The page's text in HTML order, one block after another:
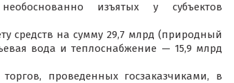
изъятых у субъектов
средств на сумму 29,7 млрд (природный
вода и теплоснабжение — 15,9 млрд
проведенных госзаказчиками, в